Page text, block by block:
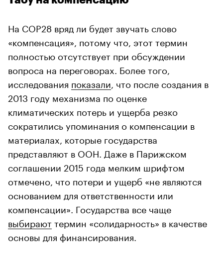
На COP28 вряд ли будет звучать слово
«компенсация», потому что, этот термин
полностью отсутствует при обсуждении
вопроса на переговорах. Более того,
исследования показали , что после создания в
2013 году механизма по оценке
климатических потерь и ущерба резко
сократились упоминания о компенсации в
материалах, которые государства
представляют в ООН. Даже в Парижском
соглашении 2015 года мелким шрифтом
отмечено, что потери и ущерб «не являются
основанием для ответственности или
компенсации». Государства все чаще
выбираюттермин «солидарность» в качестве
основы для финансирования.